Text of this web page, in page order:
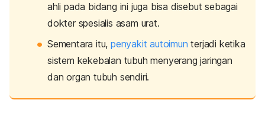
ahli pada bidang ini juga bisa disebut sebagai
dokter spesialis asam urat.
Sementara itu,penyakit autoimun terjadi ketika
sistem kekebalan tubuh menyerang jaringan
dan organ tubuh sendiri.